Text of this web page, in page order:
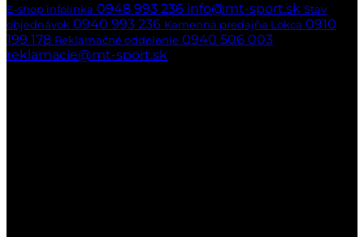
E-shop infolinka 0948 993 236 info@mt-sport.sk Stav
objednávok 0940 993 236 Kamenná predajňa Lokca 0910
199 178 Reklamačné oddelenie 0940 506 003
reklamacie@mt-sport.sk